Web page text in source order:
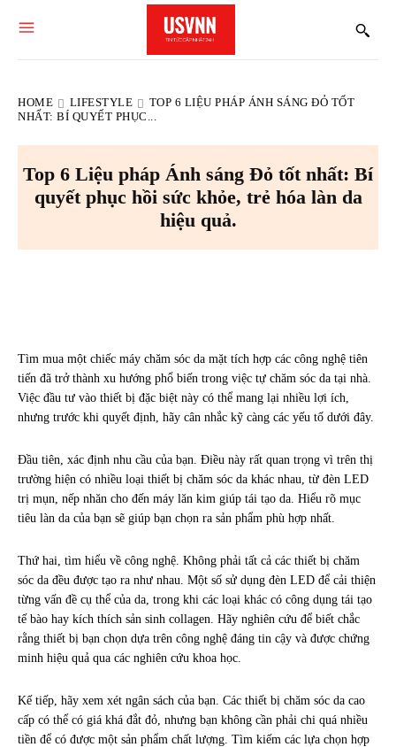
HOME LIFESTYLE
TOP 6 LIỆU PHÁP ÁNH SÁNG ĐỎ TỐT
NHẤT: BÍ QUYẾT PHỤC...
Top 6 Liệu pháp Ánh sáng Đỏ tốt nhất: Bí
quyết phục hồi sức khỏe, trẻ hóa làn da
hiệu quả.
Tìm mua một chiếc máy chăm sóc da mặt tích hợp các công nghệ tiên
tiến đã trở thành xu hướng phổ biến trong việc tự chăm sóc da tại nhà.
Việc đầu tư vào thiết bị đặc biệt này có thể mang lại nhiều lợi ích,
nhưng trước khi quyết định, hãy cân nhắc kỹ càng các yếu tố dưới đây.
Đầu tiên, xác định nhu cầu của bạn. Điều này rất quan trọng vì trên thị
trường hiện có nhiều loại thiết bị chăm sóc da khác nhau, từ đèn LED
trị mụn, nếp nhăn cho đến máy lăn kim giúp tái tạo da. Hiểu rõ mục
tiêu làn da của bạn sẽ giúp bạn chọn ra sản phẩm phù hợp nhất.
Thứ hai, tìm hiểu về công nghệ. Không phải tất cả các thiết bị chăm
sóc da đều được tạo ra như nhau. Một số sử dụng đèn LED để cải thiện
từng vấn đề cụ thể của da, trong khi các loại khác có công dụng tái tạo
tế bào hay kích thích sản sinh collagen. Hãy nghiên cứu để biết chắc
rằng thiết bị bạn chọn dựa trên công nghệ đáng tin cậy và được chứng
minh hiệu quả qua các nghiên cứu khoa học.
Kế tiếp, hãy xem xét ngân sách của bạn. Các thiết bị chăm sóc da cao
cấp có thể có giá khá đắt đỏ, nhưng bạn không cần phải chi quá nhiều
tiền để có được một sản phẩm chất lượng. Tìm kiếm các lựa chọn hợp